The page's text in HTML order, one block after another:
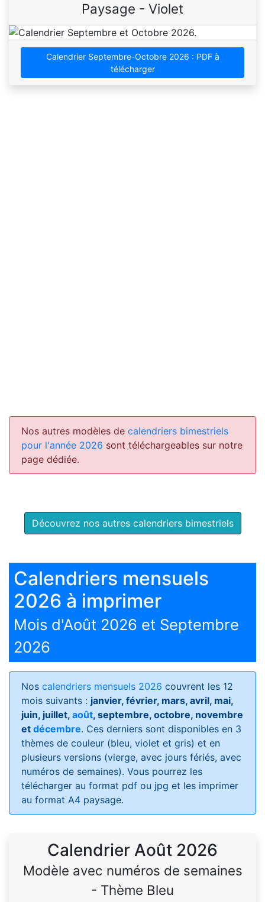
Paysage - Violet
Calendrier Septembre-Octobre 2026 : PDF à
télécharger
Nos autres modèles de calendriers bimestriels
pour l'année 2026 sont téléchargeables sur notre
page dédiée.
Découvrez nos autres calendriers bimestriels
Calendriers mensuels
2026 à imprimer
Mois d'Août 2026 et Septembre
2026
Nos calendriers mensuels 2026 couvrent les 12
mois suivants : janvier, février, mars, avril, mai,
juin, juillet, août, septembre, octobre, novembre
et décembre. Ces derniers sont disponibles en 3
thèmes de couleur (bleu, violet et gris) et en
plusieurs versions (vierge, avec jours fériés, avec
numéros de semaines). Vous pourrez les
télécharger au format pdf ou jpg et les imprimer
au format A4 paysage.
Calendrier Août 2026
Modèle avec numéros de semaines
- Thème Bleu